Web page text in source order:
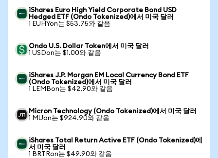
iShares Euro High Yield Corporate Bond USD
Hedged ETF (Ondo Tokenized)에서 미국 달러
1 EUHYon는 $53.75와 같음
Ondo U.S. Dollar Token에서 미국 달러
1 USDon는 $1.00와 같음
iShares J.P. Morgan EM Local Currency Bond ETF
(Ondo Tokenized)에서 미국 달러
1 LEMBon는 $42.90와 같음
Micron Technology (Ondo Tokenized)에서 미국 달러
1 MUon는 $924.90와 같음
iShares Total Return Active ETF (Ondo Tokenized)에
서 미국 달러
1 BRTRon는 $49.90와 같음